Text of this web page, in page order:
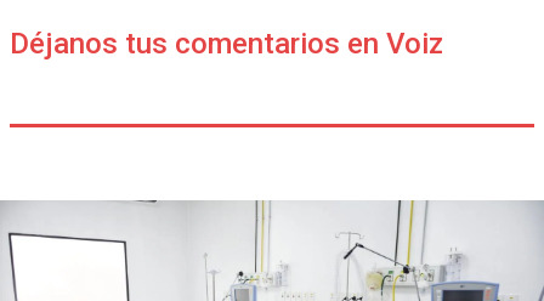
Déjanos tus comentarios en Voiz